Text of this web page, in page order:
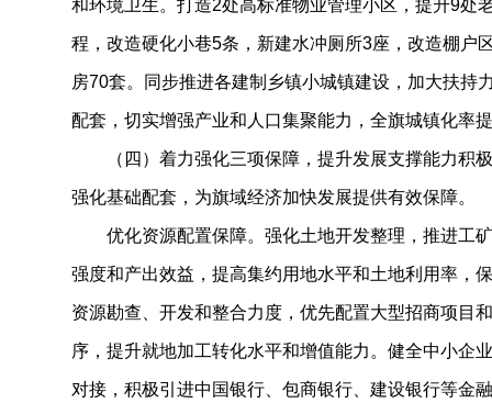
和环境卫生。打造2处高标准物业管理小区，提升9处
程，改造硬化小巷5条，新建水冲厕所3座，改造棚户
房70套。同步推进各建制乡镇小城镇建设，加大扶持
配套，切实增强产业和人口集聚能力，全旗城镇化率
（四）着力强化三项保障，提升发展支撑能力积极
强化基础配套，为旗域经济加快发展提供有效保障。
优化资源配置保障。强化土地开发整理，推进工矿
强度和产出效益，提高集约用地水平和土地利用率，
资源勘查、开发和整合力度，优先配置大型招商项目
序，提升就地加工转化水平和增值能力。健全中小企
对接，积极引进中国银行、包商银行、建设银行等金